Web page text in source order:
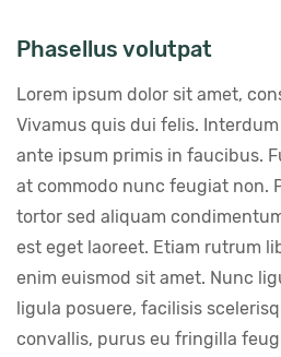
Phasellus volutpat
Lorem ipsum dolor sit amet,
Vivamus quis dui felis.
ante ipsum primis in faucibus.
at commodo nunc feugiat non.
tortor sed aliquam
est eget laoreet. Etiam rutrum
enim euismod sit amet. Nunc
ligula posuere, facilisis
convallis, purus eu fringilla